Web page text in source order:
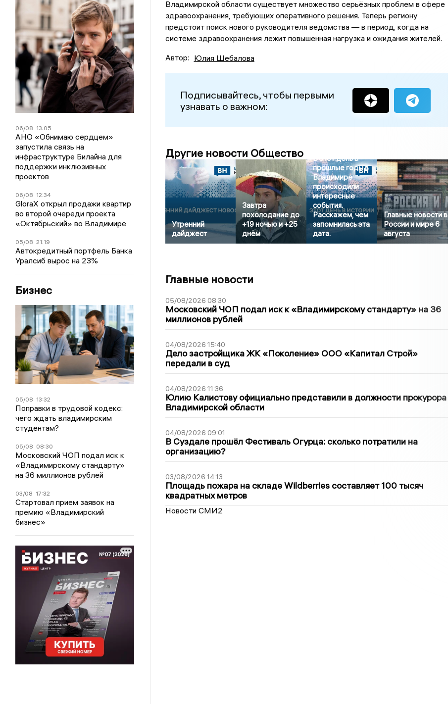
06/08 13:05
АНО «Обнимаю сердцем»
запустила связь на
инфраструктуре Билайна для
поддержки инклюзивных
проектов
06/08 12:34
GloraX открыл продажи квартир
во второй очереди проекта
«Октябрьский» во Владимире
05/08 21:19
Автокредитный портфель Банка
Уралсиб вырос на 23%
Бизнес
05/08 13:32
Поправки в трудовой кодекс:
чего ждать владимирским
студентам?
05/08 08:30
Московский ЧОП подал иск к
«Владимирскому стандарту»
на 36 миллионов рублей
03/08 17:32
Стартовал прием заявок на
премию «Владимирский
бизнес»
Владимирской области существует множество серьёзных проблем в сфере
здравоохранения, требующих оперативного решения. Теперь региону
предстоит поиск нового руководителя ведомства — в период, когда на
системе здравоохранения лежит повышенная нагрузка и ожидания жителей.
Автор: Юлия Шебалова
Подписывайтесь, чтобы первыми
узнавать о важном:
Другие новости Общество
Утренний
дайджест
Завтра
похолодание до
+19 ночью и +25
днём
В этот день в
прошлые годы в
Владимире
происходили
интересные
события.
Расскажем, чем
запомнилась эта
дата.
Главные новости в
России и мире 6
августа
Главные новости
05/08/2026 08:30
Московский ЧОП подал иск к «Владимирскому стандарту» на 36
миллионов рублей
04/08/2026 15:40
Дело застройщика ЖК «Поколение» ООО «Капитал Строй»
передали в суд
04/08/2026 11:36
Юлию Калистову официально представили в должности прокурора
Владимирской области
04/08/2026 09:01
В Суздале прошёл Фестиваль Огурца: сколько потратили на
организацию?
03/08/2026 14:13
Площадь пожара на складе Wildberries составляет 100 тысяч
квадратных метров
Новости СМИ2